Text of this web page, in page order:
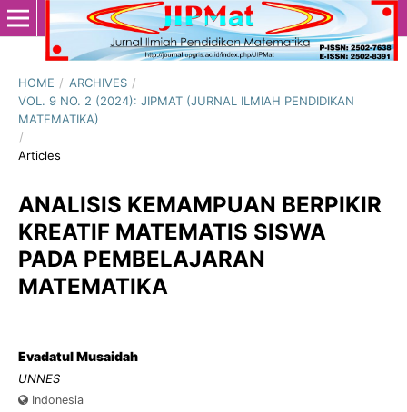
HOME / ARCHIVES /
VOL. 9 NO. 2 (2024): JIPMAT (JURNAL ILMIAH PENDIDIKAN
MATEMATIKA)
/
Articles
ANALISIS KEMAMPUAN BERPIKIR
KREATIF MATEMATIS SISWA
PADA PEMBELAJARAN
MATEMATIKA
Evadatul Musaidah
UNNES
Indonesia